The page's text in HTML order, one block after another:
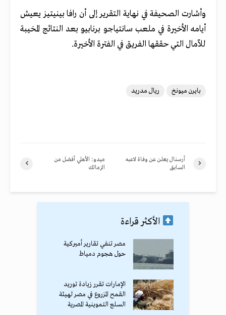
وأشارت الصحيفة في نهاية التقرير إلى أن رافا بينيتيز يعيش
أيامه الأخيرة في ملعب سانتياجو برنابيو بعد النتائج المخيبة
للآمال التي حققها الفريق في الفترة الأخيرة.
بايرن ميونخ ريال مدريد
ميدو: الأهلي أفضل من
الزمالك
أرسنال يعلن عن وفاة لاعبه
السابق
الأكثر قراءة
مصر تنفي تقارير أميركية
حول هجوم دمياط
الإمارات تقرر زيادة توريد
القمح المزروع في مصر لهيئة
السلع التموينية المصرية